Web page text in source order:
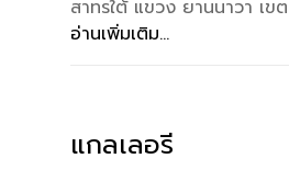
สาทรใต้ แขวง ยานนาวา เ
อ่านเพิ่มเติม...
แกลเลอรี